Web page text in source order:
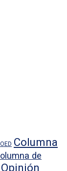
Columna
de